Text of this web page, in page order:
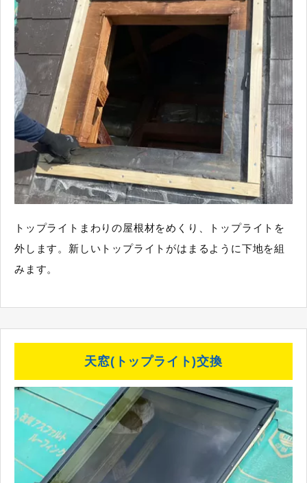
トップライトまわりの屋根材をめくり、トップライトを
外します。新しいトップライトがはまるように下地を組
みます。
天窓(トップライト)交換